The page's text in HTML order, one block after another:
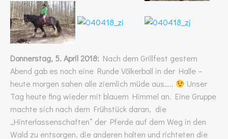
Donnerstag, 5. April 2018: Nach dem Grillfest gestern
Abend gab es noch eine Runde Völkerball in der Halle –
heute morgen sahen alle ziemlich müde aus…..
Unser
Tag heute fing wieder mit blauem Himmel an. Eine Gruppe
machte sich nach dem Frühstück daran, die
„Hinterlassenschaften“ der Pferde auf dem Weg in den
Wald zu entsorgen, die anderen holten und richteten die